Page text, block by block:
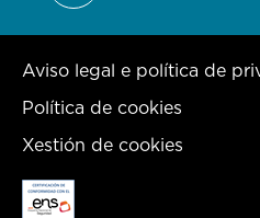
Aviso legal e política de
Política de cookies
Xestión de cookies